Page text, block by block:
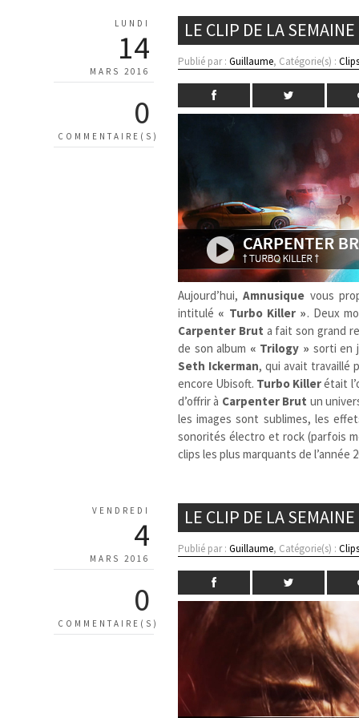
LUNDI
14
MARS 2016
0
COMMENTAIRE(S)
LE CLIP DE LA
Publié par :Guillaume, Catégorie(s) :
Aujourd’hui,Amnusique vous
intitulé « Turbo Killer ». Deux
Carpenter Brut a fait son grand
de son album « Trilogy » sorti en
Seth Ickerman, qui avait travaillé
encore Ubisoft. Turbo Killerétait
d’offrir à Carpenter Brut un
les images sont sublimes, les
sonorités électro et rock (parfois
clips les plus marquants de l’année
VENDREDI
4
MARS 2016
0
COMMENTAIRE(S)
LE CLIP DE LA
Publié par :Guillaume, Catégorie(s) :